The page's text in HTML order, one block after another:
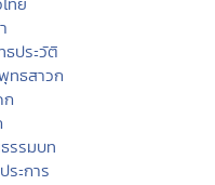
ประวัติ
ทธสาวก
ก
รรมบท
ะการ